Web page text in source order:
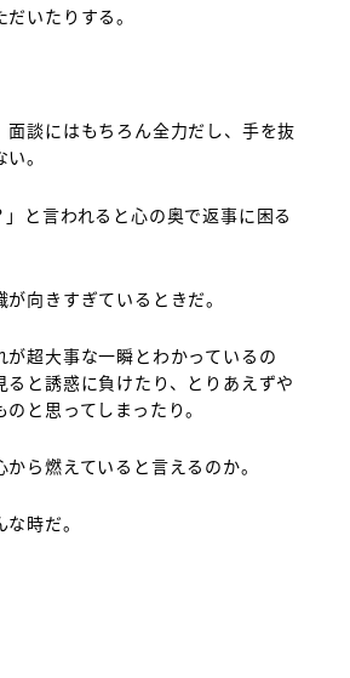
いたりする。
面談にはもちろん全力だし、手を抜
。
と言われると心の奥で返事に困る
向きすぎているときだ。
が超大事な一瞬とわかっているの
ると誘惑に負けたり、とりあえずや
と思ってしまったり。
ら燃えていると言えるのか。
時だ。